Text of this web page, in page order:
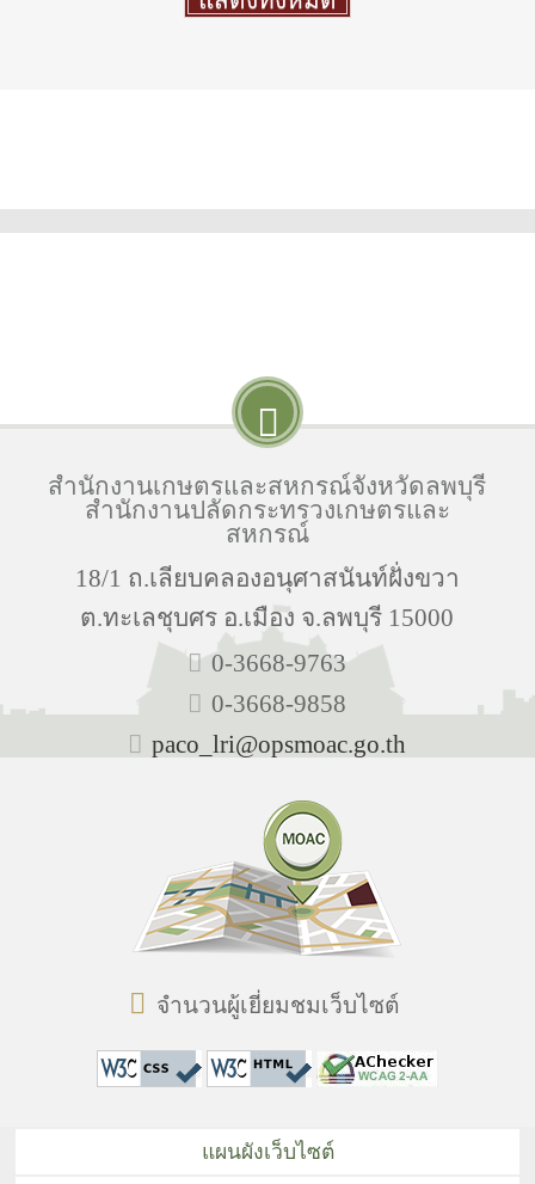
สำนักงานเกษตรและสหกรณ์จังหวัดลพบุรี
สำนักงานปลัดกระทรวงเกษตรและ
สหกรณ์
18/1 ถ.เลียบคลองอนุศาสนันท์ฝั่งขวา
ต.ทะเลชุบศร อ.เมือง จ.ลพบุรี 15000
0-3668-9763
0-3668-9858
paco_lri@opsmoac.go.th
จำนวนผู้เยี่ยมชมเว็บไซต์
แผนผังเว็บไซต์